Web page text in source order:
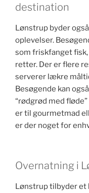
destination
Lønstrup byder
oplevelser.
som friskfanget
retter. Der er flere
serverer lækre
Besøgende kan
“rødgrød med
er til gourmetmad
er der noget for
Overnatning i
Lønstrup tilbyder et